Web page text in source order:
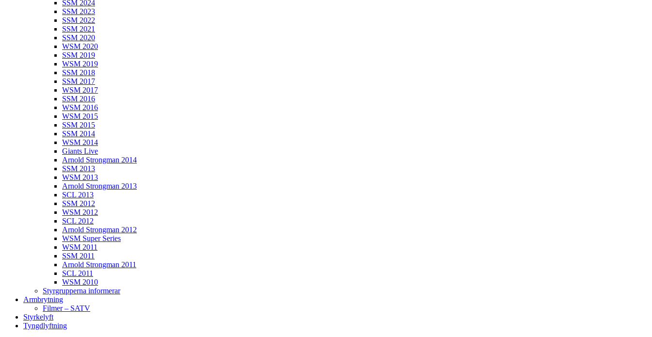
SSM 2024
SSM 2023
SSM 2022
SSM 2021
SSM 2020
WSM 2020
SSM 2019
WSM 2019
SSM 2018
SSM 2017
WSM 2017
SSM 2016
WSM 2016
WSM 2015
SSM 2015
SSM 2014
WSM 2014
Giants Live
Arnold Strongman 2014
SSM 2013
WSM 2013
Arnold Strongman 2013
SCL 2013
SSM 2012
WSM 2012
SCL 2012
Arnold Strongman 2012
WSM Super Series
WSM 2011
SSM 2011
Arnold Strongman 2011
SCL 2011
WSM 2010
Styrgrupperna informerar
Armbrytning
Filmer – SATV
Styrkelyft
Tyngdlyftning